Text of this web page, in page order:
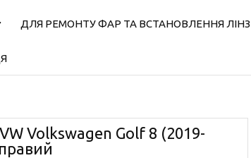
ДЛЯ РЕМОНТУ ФАР ТА ВСТАНОВЛЕННЯ ЛІНЗ
Volkswagen Golf 8 (2019-